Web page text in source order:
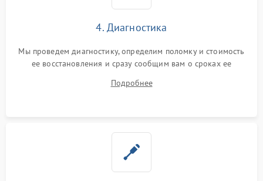
4. Диагностика
Мы проведем диагностику, определим поломку и стоимость
ее восстановления и сразу сообщим вам о сроках ее
Подробнее